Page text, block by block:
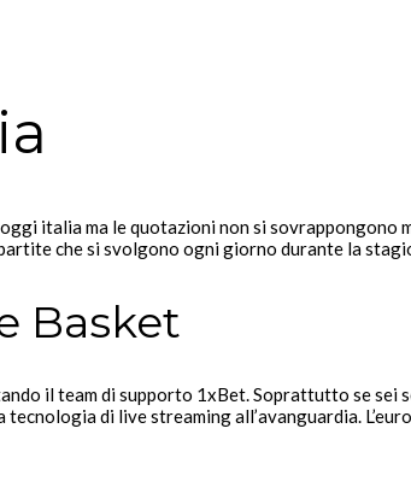
italia ma le quotazioni non si
partite che si svolgono ogni giorno durante la
Basket
il team di supporto 1xBet. Soprattutto se sei
di live streaming all’avanguardia.